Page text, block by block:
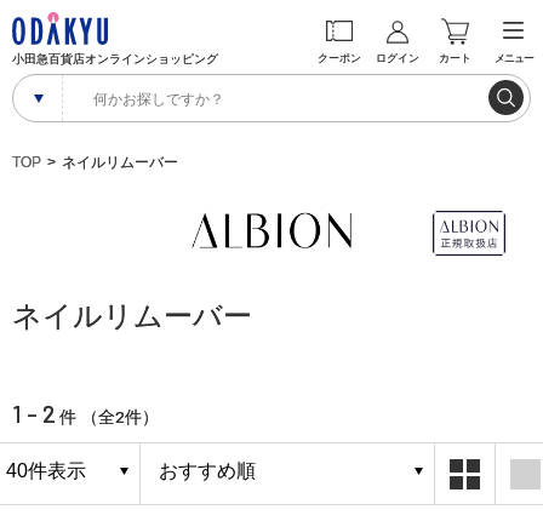
小田急百貨店オンラインショッピング クーポン ログイン カート メニュー
TOP ネイルリムーバー
ネイルリムーバー
1 - 2 件 （全2件）